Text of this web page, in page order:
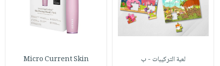
لعبة التركيبات - ب Micro Current Skin